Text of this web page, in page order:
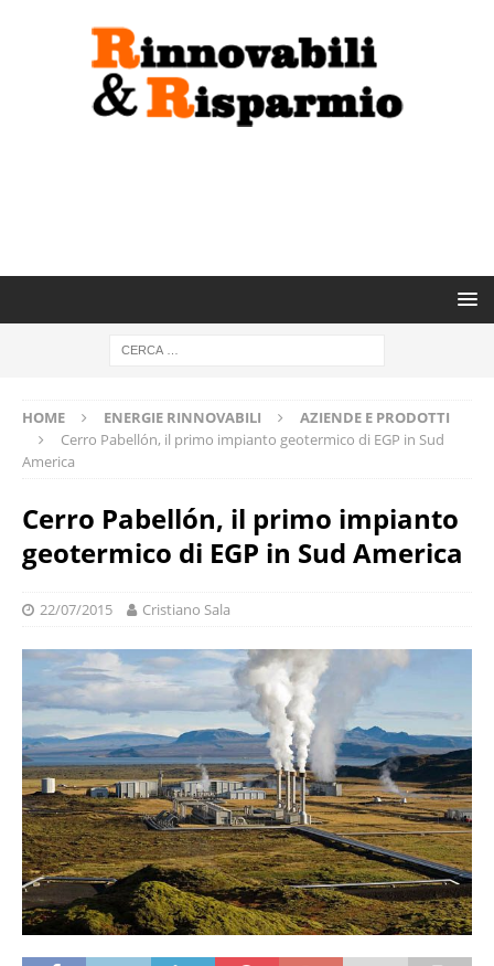
HOME ENERGIE RINNOVABILI
AZIENDE E PRODOTTI
Cerro Pabellón, il primo impianto geotermico di EGP in Sud
America
Cerro Pabellón, il primo impianto
geotermico di EGP in Sud America
22/07/2015 Cristiano Sala